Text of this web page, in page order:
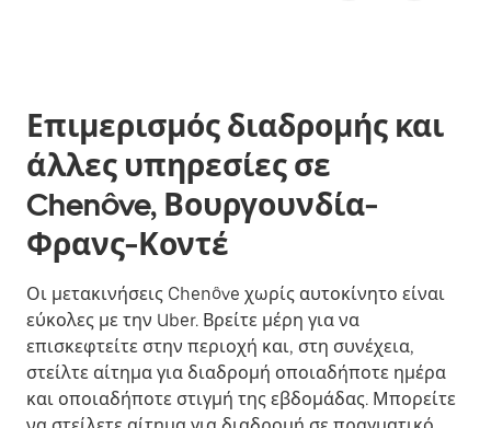
Επιμερισμός διαδρομής και
άλλες υπηρεσίες σε
Chenôve, Βουργουνδία-
Φρανς-Κοντέ
Οι μετακινήσεις Chenôve χωρίς αυτοκίνητο είναι
εύκολες με την Uber. Βρείτε μέρη για να
επισκεφτείτε στην περιοχή και, στη συνέχεια,
στείλτε αίτημα για διαδρομή οποιαδήποτε ημέρα
και οποιαδήποτε στιγμή της εβδομάδας. Μπορείτε